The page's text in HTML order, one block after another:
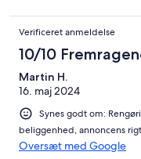
Verificeret anmeldelse
10/10
Martin H.
16. maj 2024
Synes godt om:
beliggenhed, annoncens
Oversæt med Google